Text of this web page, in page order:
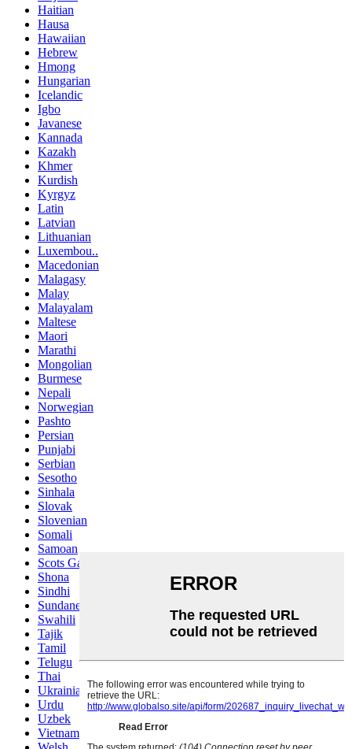
Haitian
Hausa
Hawaiian
Hebrew
Hmong
Hungarian
Icelandic
Igbo
Javanese
Kannada
Kazakh
Khmer
Kurdish
Kyrgyz
Latin
Latvian
Lithuanian
Luxembou..
Macedonian
Malagasy
Malay
Malayalam
Maltese
Maori
Marathi
Mongolian
Burmese
Nepali
Norwegian
Pashto
Persian
Punjabi
Serbian
Sesotho
Sinhala
Slovak
Slovenian
Somali
Samoan
Scots Gaelic
Shona
Sindhi
Sundanese
Swahili
Tajik
Tamil
Telugu
Thai
Ukrainian
Urdu
Uzbek
Vietnamese